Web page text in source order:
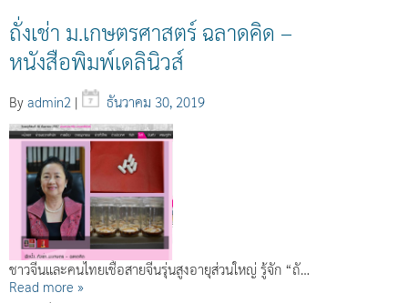
ถั่งเช่า ม.เกษตรศาสตร์ ฉลาดคิด –
หนังสือพิมพ์เดลินิวส์
By admin2 | ธันวาคม 30, 2019
ชาวจีนและคนไทยเชื้อสายจีนรุ่นสูงอายุส่วนใหญ่ รู้จัก “ถั…
Read more »